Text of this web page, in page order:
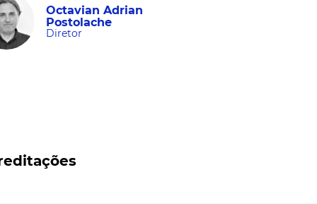
Octavian Adrian
Postolache
Diretor